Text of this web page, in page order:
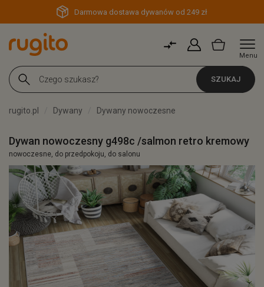
Darmowa dostawa dywanów od 249 zł
Menu
SZUKAJ
rugito.pl Dywany Dywany nowoczesne
Dywan nowoczesny g498c /salmon retro kremowy
nowoczesne, do przedpokoju, do salonu